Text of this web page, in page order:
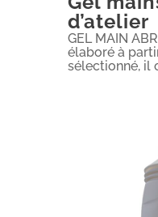
d’atelier
GEL MAIN
élaboré à
sélectionné, il